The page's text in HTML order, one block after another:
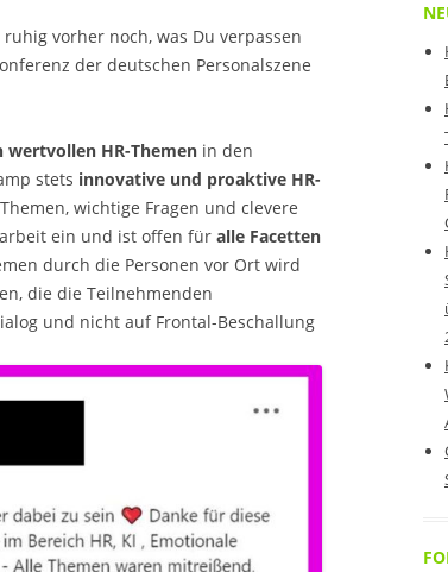
vorher noch, was Du verpassen
der deutschen Personalszene
wertvollen HR-Themen in den
stets innovative und proaktive HR-
wichtige Fragen und clevere
ein und ist offen für alle Facetten
durch die Personen vor Ort wird
die die Teilnehmenden
und nicht auf Frontal-Beschallung